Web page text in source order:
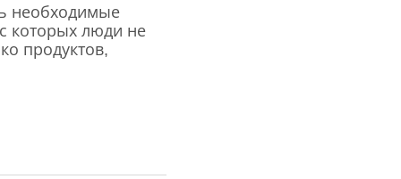
необходимые
которых люди не
продуктов,